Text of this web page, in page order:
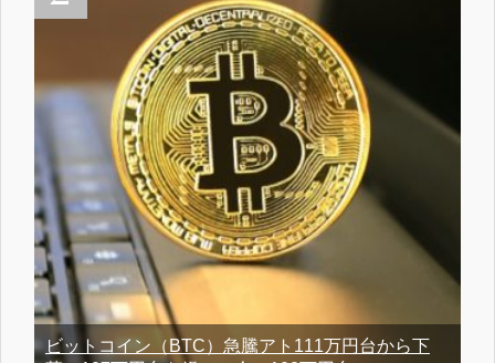
ビットコイン（BTC）急騰アト111万円台から下